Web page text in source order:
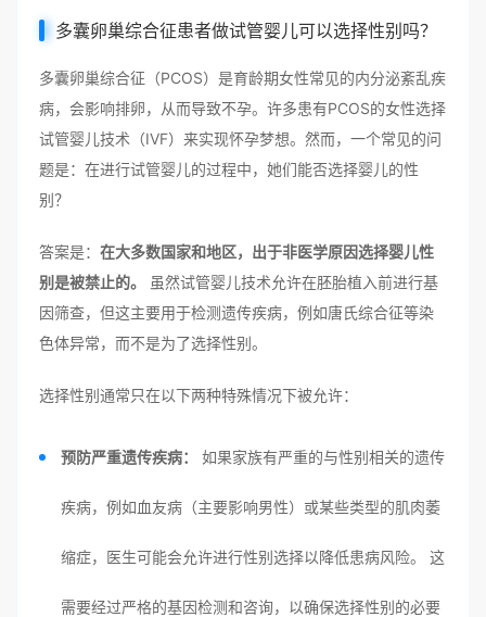
多囊卵巢综合征患者做试管婴儿可以选择性别吗？
多囊卵巢综合征（PCOS）是育龄期女性常见的内分泌紊乱疾
病，会影响排卵，从而导致不孕。许多患有PCOS的女性选择
试管婴儿技术（IVF）来实现怀孕梦想。然而，一个常见的问
题是：在进行试管婴儿的过程中，她们能否选择婴儿的性
别？
答案是： 在大多数国家和地区，出于非医学原因选择婴儿性
别是被禁止的。
虽然试管婴儿技术允许在胚胎植入前进行基
因筛查，但这主要用于检测遗传疾病，例如唐氏综合征等染
色体异常，而不是为了选择性别。
选择性别通常只在以下两种特殊情况下被允许：
预防严重遗传疾病： 如果家族有严重的与性别相关的遗传
疾病，例如血友病（主要影响男性）或某些类型的肌肉萎
缩症，医生可能会允许进行性别选择以降低患病风险。 这
需要经过严格的基因检测和咨询，以确保选择性别的必要